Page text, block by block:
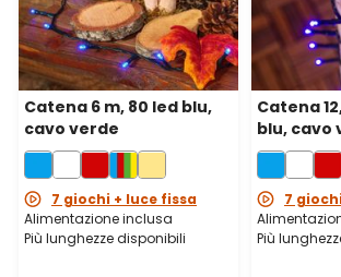
Catena 6 m, 80 led blu,
cavo verde
7 giochi + luce fissa
Alimentazione inclusa
Più lunghezze disponibili
Catena
blu, cavo
7
Più